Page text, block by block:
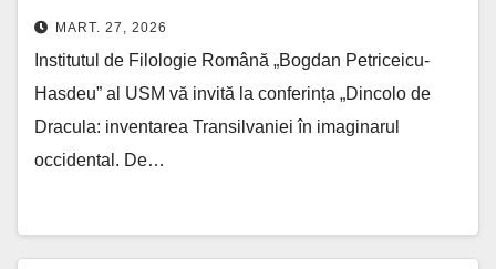
lui Bram Stoker la răspunsurile
culturale românești”
MART. 27, 2026
Institutul de Filologie Română „Bogdan Petriceicu-
Hasdeu” al USM vă invită la conferința „Dincolo de
Dracula: inventarea Transilvaniei în imaginarul
occidental. De…